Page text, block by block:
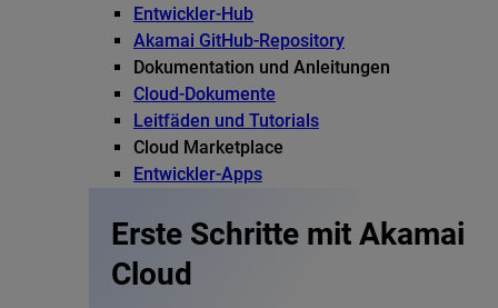
Entwickler-Hub
Akamai GitHub-Repository
Dokumentation und Anleitungen
Cloud-Dokumente
Leitfäden und Tutorials
Cloud Marketplace
Entwickler-Apps
Erste Schritte mit Akamai
Cloud